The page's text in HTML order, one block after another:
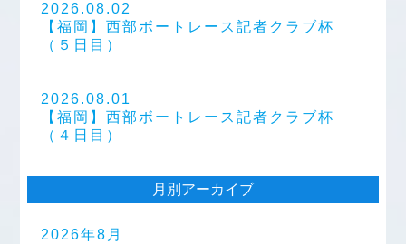
2026.08.02
【福岡】西部ボートレース記者クラブ杯
（５日目）
2026.08.01
【福岡】西部ボートレース記者クラブ杯
（４日目）
月別アーカイブ
2026年8月